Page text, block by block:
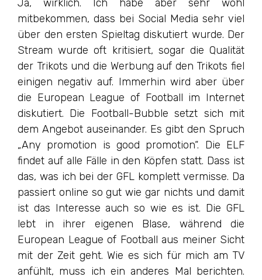
Ja, wirklich. Ich habe aber sehr wohl
mitbekommen, dass bei Social Media sehr viel
über den ersten Spieltag diskutiert wurde. Der
Stream wurde oft kritisiert, sogar die Qualität
der Trikots und die Werbung auf den Trikots fiel
einigen negativ auf. Immerhin wird aber über
die European League of Football im Internet
diskutiert. Die Football-Bubble setzt sich mit
dem Angebot auseinander. Es gibt den Spruch
„Any promotion is good promotion“. Die ELF
findet auf alle Fälle in den Köpfen statt. Dass ist
das, was ich bei der GFL komplett vermisse. Da
passiert online so gut wie gar nichts und damit
ist das Interesse auch so wie es ist. Die GFL
lebt in ihrer eigenen Blase, während die
European League of Football aus meiner Sicht
mit der Zeit geht. Wie es sich für mich am TV
anfühlt, muss ich ein anderes Mal berichten.